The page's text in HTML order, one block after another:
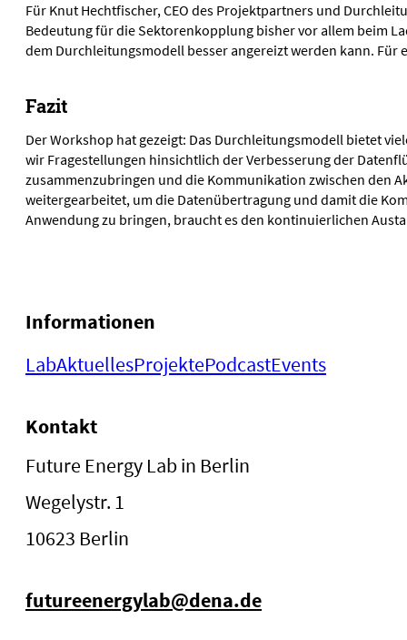
Für Knut Hechtfischer, CEO des Projektpartners und
Bedeutung für die Sektorenkopplung bisher vor allem beim
dem Durchleitungsmodell besser angereizt werden kann.
Fazit
Der Workshop hat gezeigt: Das Durchleitungsmodell bietet
wir Fragestellungen hinsichtlich der Verbesserung der
zusammenzubringen und die Kommunikation zwischen den
weitergearbeitet, um die Datenübertragung und damit die
Anwendung zu bringen, braucht es den kontinuierlichen
Informationen
LabAktuellesProjektePodcastEvents
Kontakt
Future Energy Lab in Berlin
Wegelystr. 1
10623 Berlin
futureenergylab@dena.de